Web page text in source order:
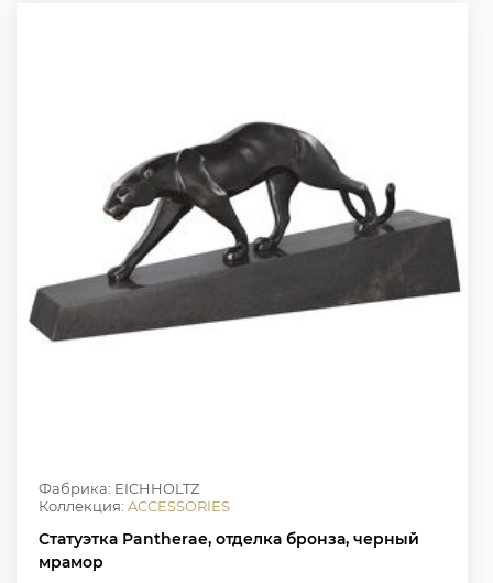
Фабрика: EICHHOLTZ
Коллекция: ACCESSORIES
Статуэтка Pantherae, отделка бронза, черный
мрамор